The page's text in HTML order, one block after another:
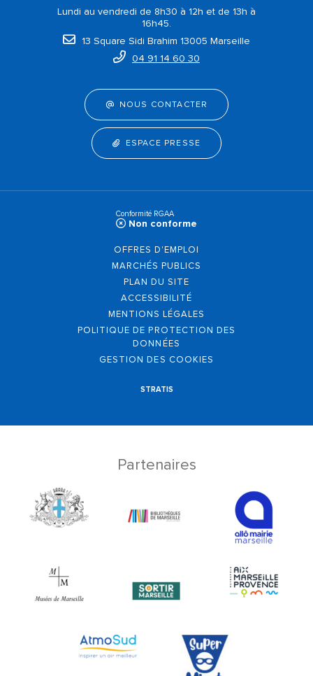
Lundi au vendredi de 8h30 à 12h et de 13h à
16h45.
13 Square Sidi Brahim 13005 Marseille
04 91 14 60 30
NOUS CONTACTER
ESPACE PRESSE
Conformité RGAA
Non conforme
OFFRES D'EMPLOI
MARCHÉS PUBLICS
PLAN DU SITE
ACCESSIBILITÉ
MENTIONS LÉGALES
POLITIQUE DE PROTECTION DES
DONNÉES
GESTION DES COOKIES
STRATIS
Partenaires